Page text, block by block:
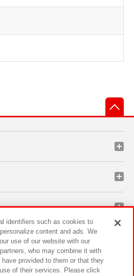
identifiers such as cookies to
content and ads. We
use of our website with our
who may combine it with
provided to them or that they
of their services. Please click